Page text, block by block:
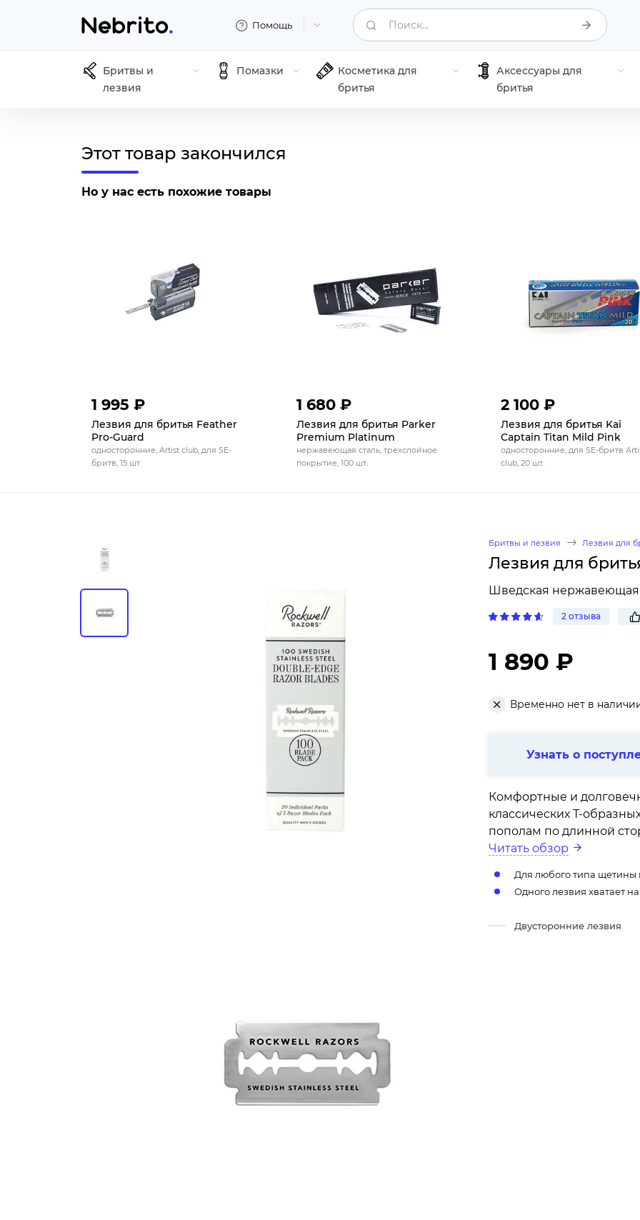
Помощь Поиск...
Бритвы и
лезвия
Помазки
Косметика для
бритья
Аксессуары для
бритья
Этот товар закончился
Но у нас есть похожие товары
1 995 ₽
Лезвия для бритья Feather
Pro-Guard
односторонние, Artist club, для SE-
бритв, 15 шт.
1 680 ₽
Лезвия для бритья Parker
Premium Platinum
нержавеющая сталь, трехслойное
покрытие, 100 шт.
2 100 ₽
Лезвия для бритья Kai
Captain Titan Mild Pink
односторонние, для SE-бритв
club, 20 шт.
Бритвы и лезвия Лезвия для
Лезвия для
Шведская нержавеющая
2 отзыва
1 890 ₽
Временно нет в
Узнать о
Комфортные и
классических Т-
пополам по длинной
Читать обзор
Для любого типа щетины
Одного лезвия хватает
Двусторонние лезвия